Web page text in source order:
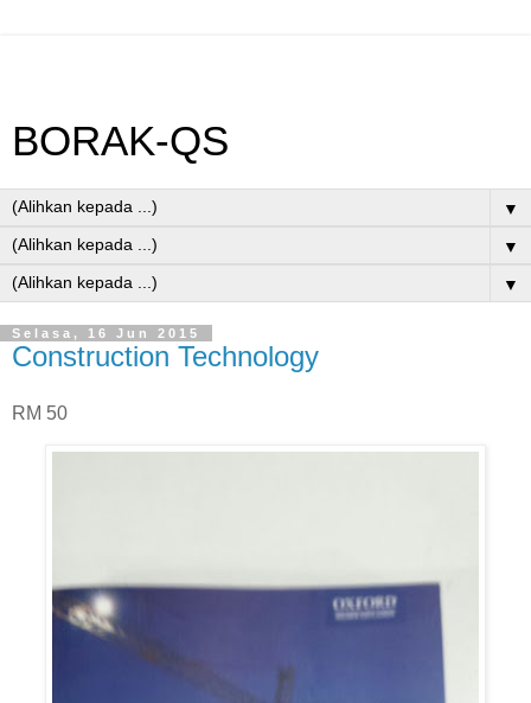
BORAK-QS
▼
▼
▼
Selasa, 16 Jun 2015
Construction Technology
RM 50